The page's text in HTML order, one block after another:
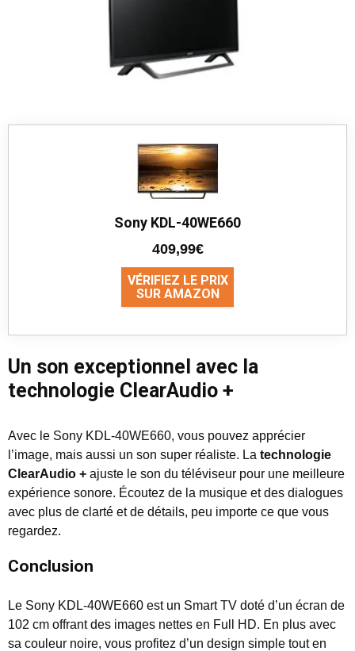
Sony KDL-40WE660
409,99€
VÉRIFIEZ LE PRIX
SUR AMAZON
Un son exceptionnel avec la
technologie ClearAudio +
Avec le Sony KDL-40WE660, vous pouvez apprécier
l’image, mais aussi un son super réaliste. La technologie
ClearAudio + ajuste le son du téléviseur pour une meilleure
expérience sonore. Écoutez de la musique et des dialogues
avec plus de clarté et de détails, peu importe ce que vous
regardez.
Conclusion
Le Sony KDL-40WE660 est un Smart TV doté d’un écran de
102 cm offrant des images nettes en Full HD. En plus avec
sa couleur noire, vous profitez d’un design simple tout en